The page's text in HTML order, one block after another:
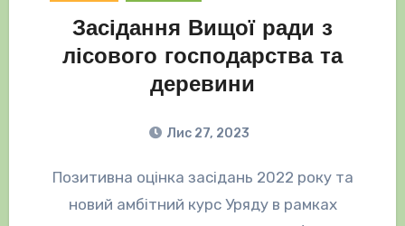
Засідання Вищої ради з
лісового господарства та
деревини
Лис 27, 2023
Позитивна оцінка засідань 2022 року та
новий амбітний курс Уряду в рамках